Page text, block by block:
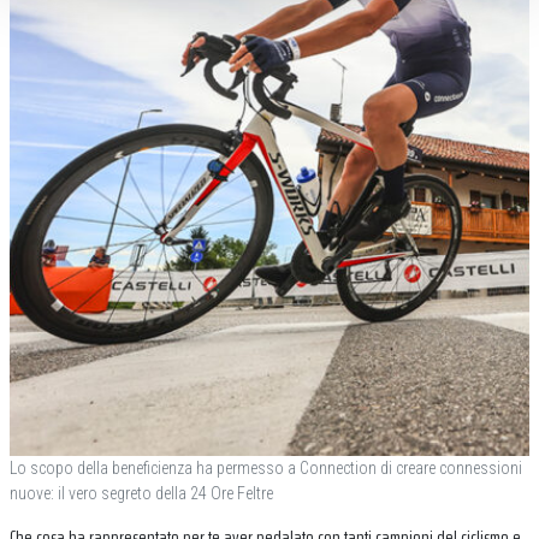
Lo scopo della beneficienza ha permesso a Connection di creare connessioni
nuove: il vero segreto della 24 Ore Feltre